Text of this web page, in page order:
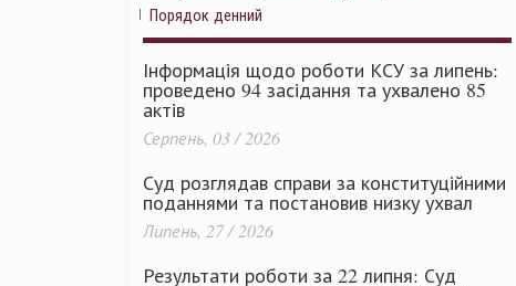
Порядок денний
Інформація щодо роботи КСУ за липень:
проведено 94 засідання та ухвалено 85
актів
Серпень, 03 / 2026
Суд розглядав справи за конституційними
поданнями та постановив низку ухвал
Липень, 27 / 2026
Результати роботи за 22 липня: Суд